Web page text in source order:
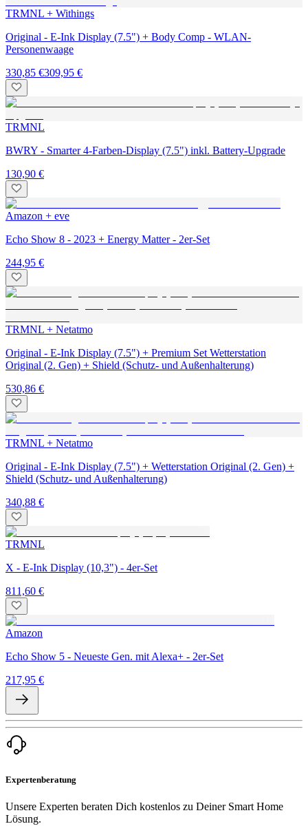
TRMNL + Withings
Original - E-Ink Display (7.5") + Body Comp - WLAN-
Personenwaage
330,85 €309,95 €
TRMNL
BWRY - Smarter 4-Farben-Display (7.5") inkl. Battery-Upgrade
130,90 €
Amazon + eve
Echo Show 8 - 2023 + Energy Matter - 2er-Set
244,95 €
TRMNL + Netatmo
Original - E-Ink Display (7.5") + Premium Set Wetterstation
Original (2. Gen) + Shield (Schutz- und Außenhalterung)
530,86 €
TRMNL + Netatmo
Original - E-Ink Display (7.5") + Wetterstation Original (2. Gen) +
Shield (Schutz- und Außenhalterung)
340,88 €
TRMNL
X - E-Ink Display (10,3") - 4er-Set
811,60 €
Amazon
Echo Show 5 - Neueste Gen. mit Alexa+ - 2er-Set
217,95 €
Expertenberatung
Unsere Experten beraten Dich kostenlos zu Deiner Smart Home
Lösung.